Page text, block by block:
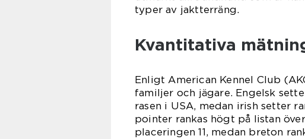
typer av jaktterräng.
Kvantitativa
Enligt American Kennel Club
familjer och jägare. Engelsk
rasen i USA, medan irish setter
pointer rankas högt på listan
placeringen 11, medan breton